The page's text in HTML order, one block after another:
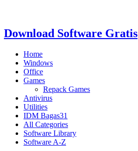
Download Software Gratis
Home
Windows
Office
Games
Repack Games
Antivirus
Utilities
IDM Bagas31
All Categories
Software Library
Software A-Z